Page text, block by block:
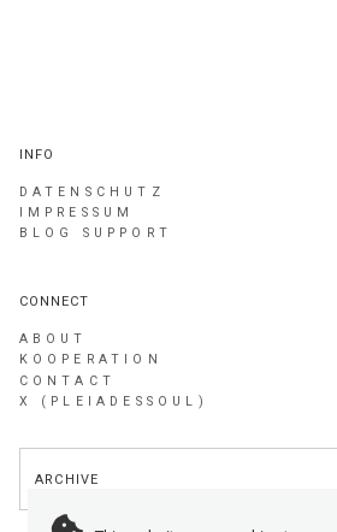
INFO
DATENSCHUTZ
IMPRESSUM
BLOG SUPPORT
CONNECT
ABOUT
KOOPERATION
CONTACT
X (PLEIADESSOUL)
ARCHIVE